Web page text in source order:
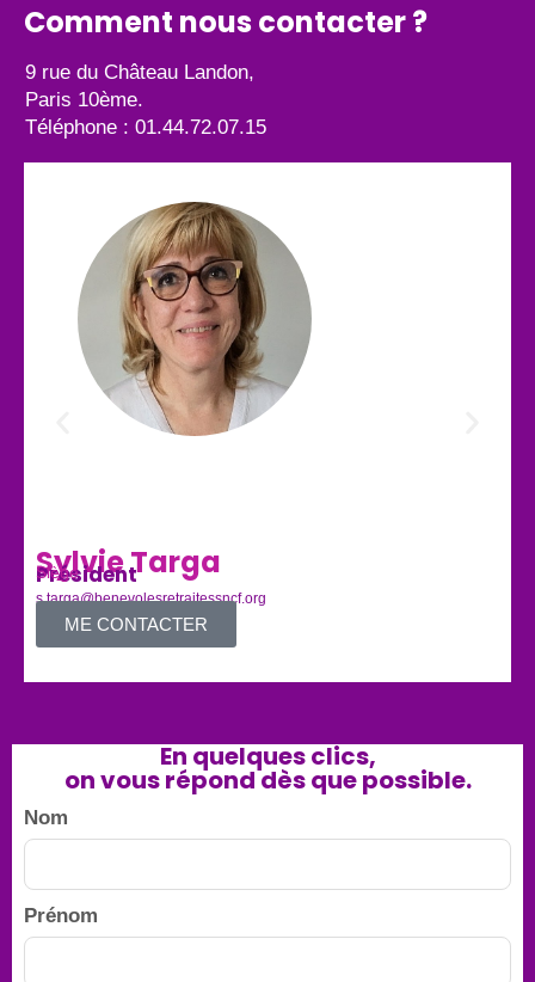
Comment nous contacter ?
9 rue du Château Landon,
Paris 10ème.
Téléphone : 01.44.72.07.15
Sylvie Targa
Président
Siège
Adresse mail :
s.targa@benevolesretraitessncf.org
ME CONTACTER
En quelques clics,
on vous répond dès que possible.
Nom
Prénom